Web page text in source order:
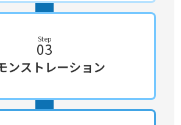
Step
03
ンストレーション